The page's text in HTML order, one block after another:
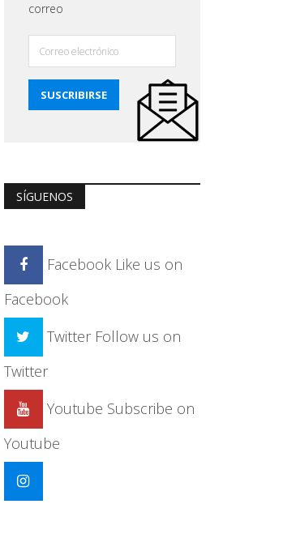
correo
SÍGUENOS
Facebook Like us on
Facebook
Twitter Follow us on
Twitter
Youtube Subscribe on
Youtube